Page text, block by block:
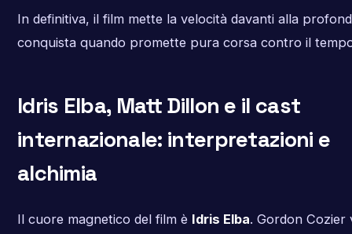
In definitiva, il film mette la velocità davanti alla
conquista quando promette pura corsa contro il
Idris Elba, Matt Dillon e il cast
internazionale: interpretazioni e
alchimia
Il cuore magnetico del film è Idris Elba. Gordon Cozier